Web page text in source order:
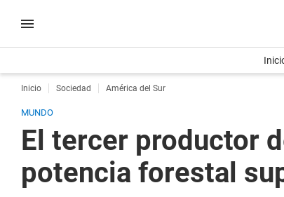
Inicio Sociedad América del Sur
MUNDO
El tercer productor
potencia forestal